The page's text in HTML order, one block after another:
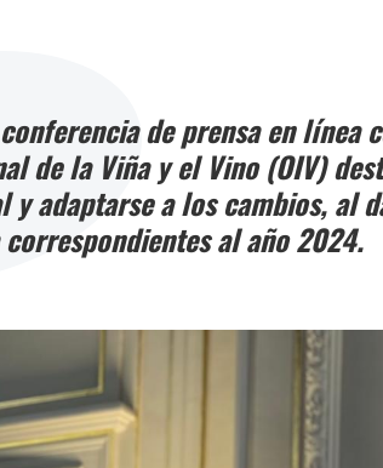
de prensa en línea
de la Viña y el Vino (OIV)
adaptarse a los cambios, al
al año 2024.